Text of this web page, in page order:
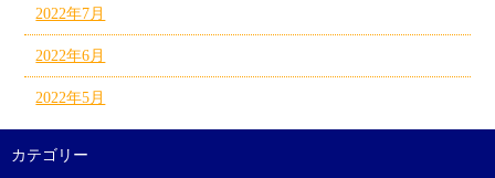
2022年7月
2022年6月
2022年5月
カテゴリー